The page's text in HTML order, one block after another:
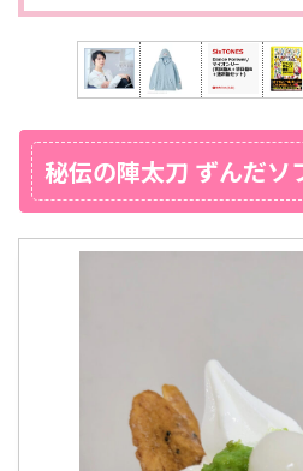
秘伝の陣太刀 ずんだ